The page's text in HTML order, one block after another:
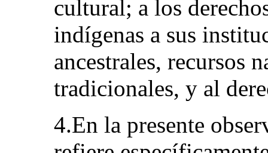
cultural; a los
indígenas a sus
ancestrales, recursos
tradicionales, y al
4.En la presente